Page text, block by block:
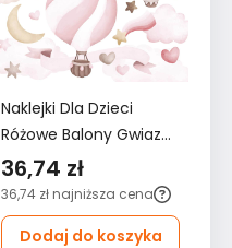
Naklejki Dla Dzieci
Różowe Balony Gwiazdy
60x30 Serduszka Styl
ZESTAW
36,74 zł
36,74 zł najniższa cena
Dodaj do koszyka